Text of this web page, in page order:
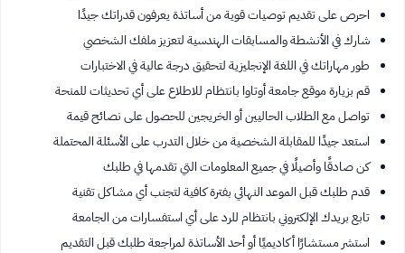
احرص على تقديم توصيات قوية من أساتذة يعرفون قدراتك جيدًا
شارك في الأنشطة والمسابقات الهندسية لتعزيز ملفك الشخصي
طور مهاراتك في اللغة الإنجليزية لتحقيق درجة عالية في الاختبارات
قم بزيارة موقع جامعة أوتاوا بانتظام للاطلاع على أي تحديثات للمنحة
تواصل مع الطلاب الحاليين أو الخريجين للحصول على نصائح قيمة
استعد جيدًا للمقابلة الشخصية من خلال التدرب على الأسئلة المحتملة
كن صادقًا وأصيلًا في جميع المعلومات التي تقدمها في طلبك
قدم طلبك قبل الموعد النهائي بفترة كافية لتجنب أي مشاكل تقنية
تابع بريدك الإلكتروني بانتظام للرد على أي استفسارات من الجامعة
استشر مستشارًا أكاديميًا أو أحد الأساتذة لمراجعة طلبك قبل التقديم